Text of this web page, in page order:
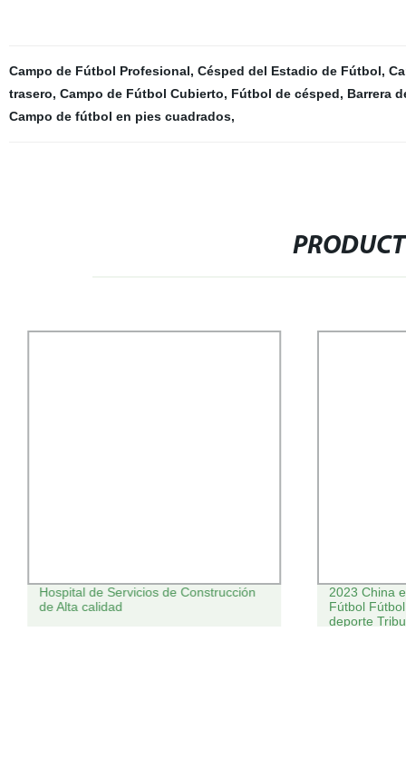
Campo de Fútbol Profesional, Césped del Estadio de Fútbol,
trasero, Campo de Fútbol Cubierto, Fútbol de césped, Barrera
Campo de fútbol en pies cuadrados,
Hospital de Servicios de Construcción
de Alta calidad
2023 China
Fútbol
deporte